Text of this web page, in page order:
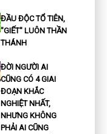
ĐẦU ĐỘC TỔ TIÊN,
"GIẾT" LUÔN THẦN
THÁNH
ĐỜI NGƯỜI AI
CŨNG CÓ 4 GIAI
ĐOẠN KHẮC
NGHIỆT NHẤT,
NHƯNG KHÔNG
PHẢI AI CŨNG